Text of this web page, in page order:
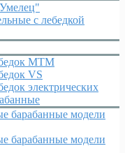
с лебедкой
MTM
VS
электрических
барабанные модели
барабанные модели